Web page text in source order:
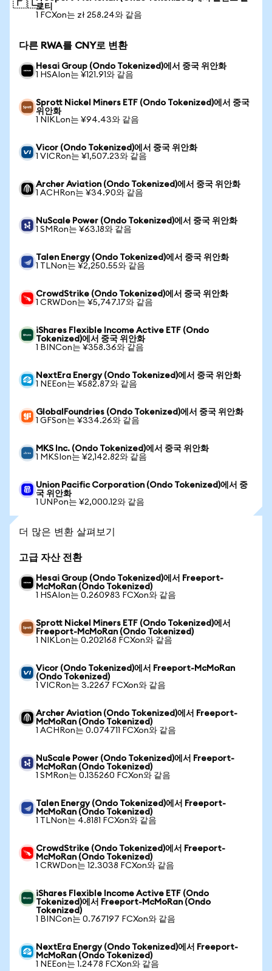
로티
1 FCXon는 zł 258.24와 같음
다른 RWA를 CNY로 변환
Hesai Group (Ondo Tokenized)에서 중국 위안화
1 HSAIon는 ¥121.91와 같음
Sprott Nickel Miners ETF (Ondo Tokenized)에서 중국
위안화
1 NIKLon는 ¥94.43와 같음
Vicor (Ondo Tokenized)에서 중국 위안화
1 VICRon는 ¥1,507.23와 같음
Archer Aviation (Ondo Tokenized)에서 중국 위안화
1 ACHRon는 ¥34.90와 같음
NuScale Power (Ondo Tokenized)에서 중국 위안화
1 SMRon는 ¥63.18와 같음
Talen Energy (Ondo Tokenized)에서 중국 위안화
1 TLNon는 ¥2,250.55와 같음
CrowdStrike (Ondo Tokenized)에서 중국 위안화
1 CRWDon는 ¥5,747.17와 같음
iShares Flexible Income Active ETF (Ondo
Tokenized)에서 중국 위안화
1 BINCon는 ¥358.36와 같음
NextEra Energy (Ondo Tokenized)에서 중국 위안화
1 NEEon는 ¥582.87와 같음
GlobalFoundries (Ondo Tokenized)에서 중국 위안화
1 GFSon는 ¥334.26와 같음
MKS Inc. (Ondo Tokenized)에서 중국 위안화
1 MKSIon는 ¥2,142.82와 같음
Union Pacific Corporation (Ondo Tokenized)에서 중
국 위안화
1 UNPon는 ¥2,000.12와 같음
더 많은 변환 살펴보기
고급 자산 전환
Hesai Group (Ondo Tokenized)에서 Freeport-
McMoRan (Ondo Tokenized)
1 HSAIon는 0.260983 FCXon와 같음
Sprott Nickel Miners ETF (Ondo Tokenized)에서
Freeport-McMoRan (Ondo Tokenized)
1 NIKLon는 0.202168 FCXon와 같음
Vicor (Ondo Tokenized)에서 Freeport-McMoRan
(Ondo Tokenized)
1 VICRon는 3.2267 FCXon와 같음
Archer Aviation (Ondo Tokenized)에서 Freeport-
McMoRan (Ondo Tokenized)
1 ACHRon는 0.074711 FCXon와 같음
NuScale Power (Ondo Tokenized)에서 Freeport-
McMoRan (Ondo Tokenized)
1 SMRon는 0.135260 FCXon와 같음
Talen Energy (Ondo Tokenized)에서 Freeport-
McMoRan (Ondo Tokenized)
1 TLNon는 4.8181 FCXon와 같음
CrowdStrike (Ondo Tokenized)에서 Freeport-
McMoRan (Ondo Tokenized)
1 CRWDon는 12.3038 FCXon와 같음
iShares Flexible Income Active ETF (Ondo
Tokenized)에서 Freeport-McMoRan (Ondo
Tokenized)
1 BINCon는 0.767197 FCXon와 같음
NextEra Energy (Ondo Tokenized)에서 Freeport-
McMoRan (Ondo Tokenized)
1 NEEon는 1.2478 FCXon와 같음